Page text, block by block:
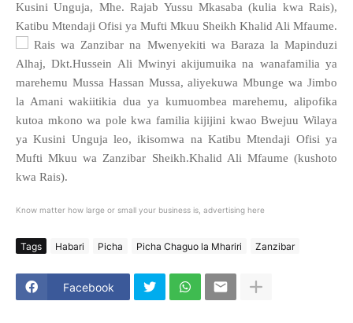
Kusini Unguja, Mhe. Rajab Yussu Mkasaba (kulia kwa Rais),
Katibu Mtendaji Ofisi ya Mufti Mkuu Sheikh Khalid Ali Mfaume.
Rais wa Zanzibar na Mwenyekiti wa Baraza la Mapinduzi
Alhaj, Dkt.Hussein Ali Mwinyi akijumuika na wanafamilia ya
marehemu Mussa Hassan Mussa, aliyekuwa Mbunge wa Jimbo
la Amani wakiitikia dua ya kumuombea marehemu, alipofika
kutoa mkono wa pole kwa familia kijijini kwao Bwejuu Wilaya
ya Kusini Unguja leo, ikisomwa na Katibu Mtendaji Ofisi ya
Mufti Mkuu wa Zanzibar Sheikh.Khalid Ali Mfaume (kushoto
kwa Rais).
Know matter how large or small your business is, advertising here
Tags Habari Picha Picha Chaguo la Mhariri Zanzibar
Facebook